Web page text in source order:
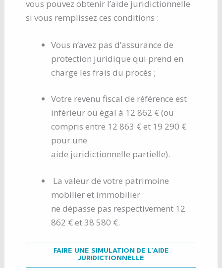
vous pouvez obtenir l’aide juridictionnelle
si vous remplissez ces conditions :
Vous n’avez pas d’assurance de
protection juridique qui prend en
charge les frais du procès ;
Votre revenu fiscal de référence est
inférieur ou égal à 12 862 € (ou
compris entre 12 863 € et 19 290 €
pour une
aide juridictionnelle partielle).
La valeur de votre patrimoine
mobilier et immobilier
ne dépasse pas respectivement 12
862 € et 38 580 €.
FAIRE UNE SIMULATION DE L’AIDE
JURIDICTIONNELLE